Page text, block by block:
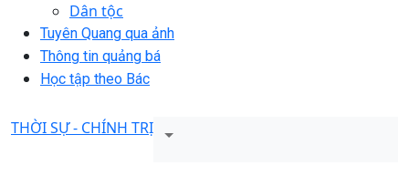
Dân tộc
Tuyên Quang qua ảnh
Thông tin quảng bá
Học tập theo Bác
THỜI SỰ - CHÍNH TRỊ